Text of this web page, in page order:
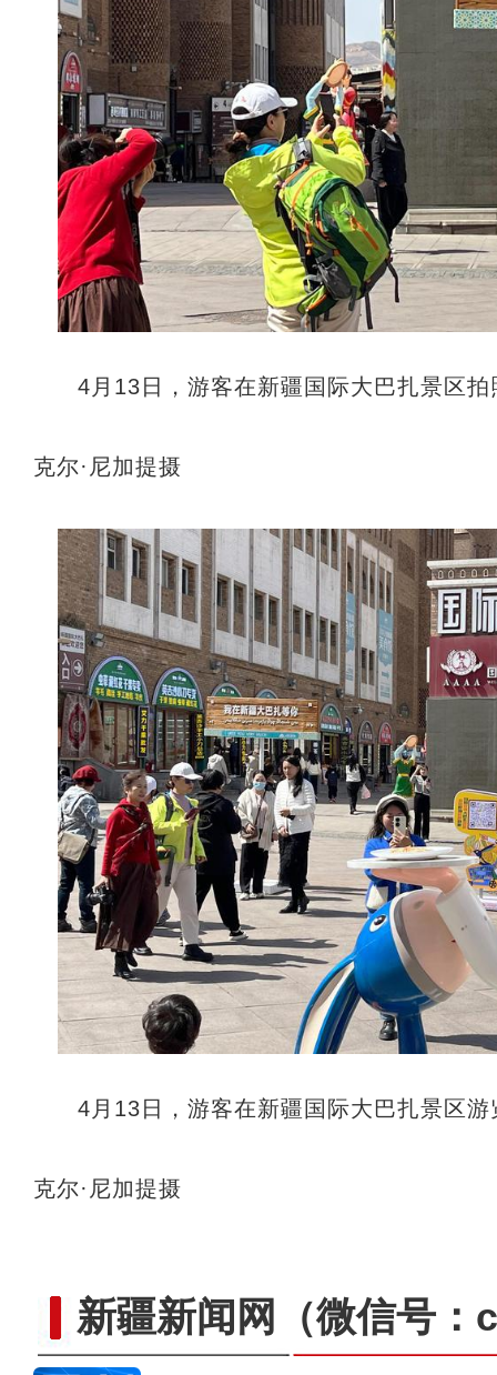
4月13日，游客在新疆国际大巴扎景区
克尔·尼加提摄
4月13日，游客在新疆国际大巴扎景区
克尔·尼加提摄
新疆新闻网 （微信号